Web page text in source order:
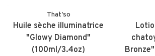
That'so
Huile sèche illuminatrice
"Glowy Diamond"
(100ml/3.4oz)